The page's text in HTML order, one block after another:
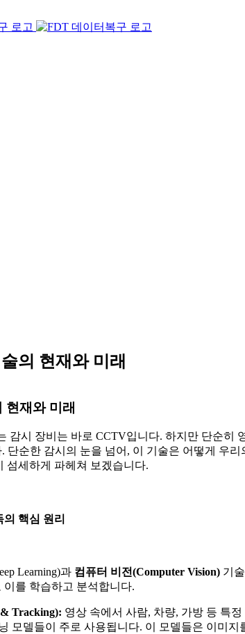
의 현재와 미래
현재와 미래
감시 장비는 바로 CCTV입니다. 하지만 단순
단순한 감시의 눈을 넘어, 이 기술은 어떻게 우
섬세하게 파헤쳐 보겠습니다.
핵심 원리
Learning)과 컴퓨터 비전(Computer Vision) 기
를 학습하고 분석합니다.
Tracking): 영상 속에서 사람, 차량, 가방 등 특
모델들이 주로 사용됩니다. 이 모델들은 이미